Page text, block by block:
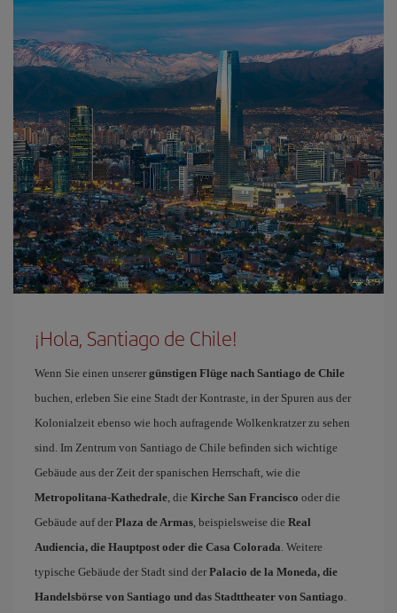
¡Hola, Santiago de Chile!
Wenn Sie einen unserer günstigen Flüge nach Santiago de Chile
buchen, erleben Sie eine Stadt der Kontraste, in der Spuren aus der
Kolonialzeit ebenso wie hoch aufragende Wolkenkratzer zu sehen
sind. Im Zentrum von Santiago de Chile befinden sich wichtige
Gebäude aus der Zeit der spanischen Herrschaft, wie die
Metropolitana-Kathedrale, die Kirche San Francisco oder die
Gebäude auf der Plaza de Armas, beispielsweise die Real
Audiencia, die Hauptpost oder die Casa Colorada. Weitere
typische Gebäude der Stadt sind der Palacio de la Moneda, die
Handelsbörse von Santiago und das Stadttheater von Santiago.